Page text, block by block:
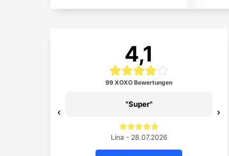
4,1
99 XOXO Bewertungen
Super
Lina - 28.07.2026